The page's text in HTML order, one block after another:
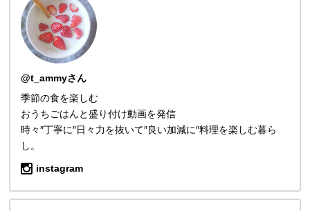
@t_ammyさん
季節の食を楽しむ
おうちごはんと盛り付け動画を発信
時々″丁寧に″日々力を抜いて″良い加減に″料理を楽しむ暮ら
し。
instagram